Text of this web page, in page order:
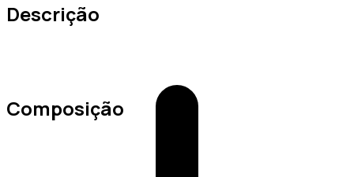
Descrição
Composição